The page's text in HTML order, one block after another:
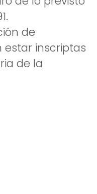
de
inscriptas
de la